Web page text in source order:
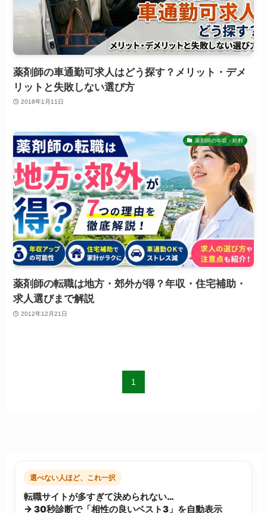
薬剤師の車通勤可求人はどう探す？メリット・デメ
リットと失敗しない選び方
2018年1月11日
薬剤師の年収・給料
薬剤師の転職は地方・郊外が得？年収・住宅補助・
求人選びまで解説
2012年12月21日
1
選べない人ほど、これ一択
転職サイトが多すぎて決められない…
→ 30秒診断で「相性の良いベスト3」を自動表示